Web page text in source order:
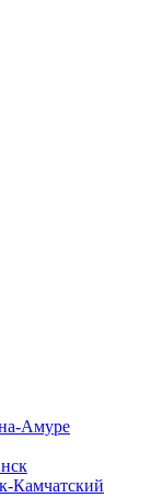
Амуре
Камчатский